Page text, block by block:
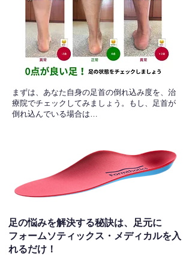
​まずは、あなた自身の足首の倒れ込み度を、治
療院でチェックしてみましょう。もし、足首が
倒れ込んでいる場合は…
足の悩みを解決する秘訣は、足元に
フォームソティックス・メディカルを入
れるだけ！